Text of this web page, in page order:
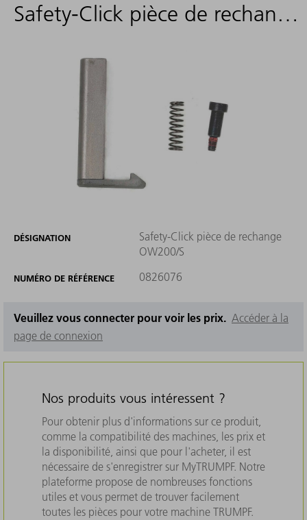
Safety-Click pièce de rechange OW200/S
DÉSIGNATION
Safety-Click pièce de rechange
OW200/S
NUMÉRO DE RÉFÉRENCE 0826076
Veuillez vous connecter pour voir les prix. Accéder à la
page de connexion
Nos produits vous intéressent ?
Pour obtenir plus d'informations sur ce produit,
comme la compatibilité des machines, les prix et
la disponibilité, ainsi que pour l'acheter, il est
nécessaire de s'enregistrer sur MyTRUMPF. Notre
plateforme propose de nombreuses fonctions
utiles et vous permet de trouver facilement
toutes les pièces pour votre machine TRUMPF.